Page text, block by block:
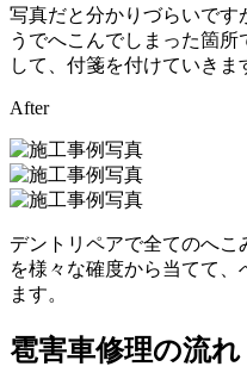
写真だと分かりづらいです
うでへこんでしまった箇
して、付箋を付けていきま
After
デントリペアで全てのへこ
を様々な確度から当てて
ます。
雹害車修理の流れ